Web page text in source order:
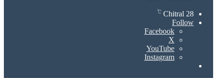
Chitral 28
℃
Follow
Facebook
X
YouTube
Instagram